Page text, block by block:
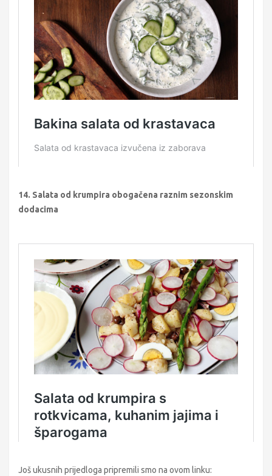
14. Salata od krumpira obogačena raznim sezonskim
dodacima
Još ukusnih prijedloga pripremili smo na ovom linku: